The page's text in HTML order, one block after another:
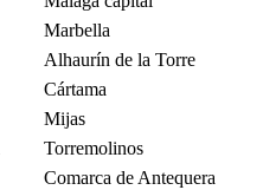
Marbella
Alhaurín de la Torre
Cártama
Mijas
Torremolinos
Comarca de Antequera